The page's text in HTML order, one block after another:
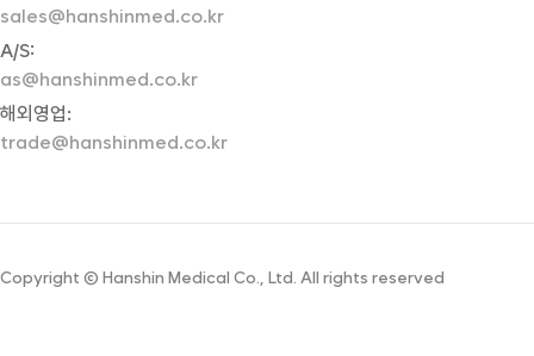
sales@hanshinmed.co.kr
A/S:
as@hanshinmed.co.kr
해외영업:
trade@hanshinmed.co.kr
Copyright © Hanshin Medical Co., Ltd. All rights reserved